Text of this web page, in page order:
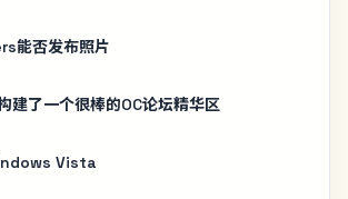
能否发布照片
建了一个很棒的OC论坛精华区
Vista